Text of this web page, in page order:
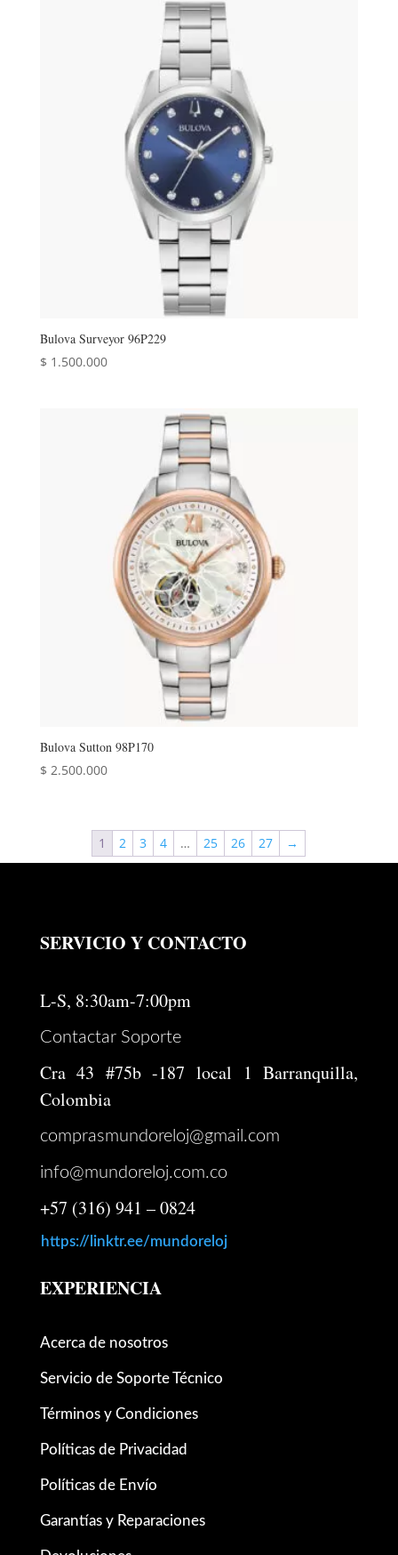
Bulova Surveyor 96P229
$ 1.500.000
Bulova Sutton 98P170
$ 2.500.000
1 2 3 4 … 25 26 27 →
SERVICIO Y CONTACTO
L-S, 8:30am-7:00pm
Contactar Soporte
Cra 43 #75b -187 local 1 Barranquilla,
Colombia
comprasmundoreloj@gmail.com
info@mundoreloj.com.co
+57 (316) 941 – 0824
https://linktr.ee/mundoreloj
EXPERIENCIA
Acerca de nosotros
Servicio de Soporte Técnico
Términos y Condiciones
Políticas de Privacidad
Políticas de Envío
Garantías y Reparaciones